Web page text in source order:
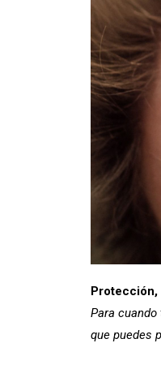
Protección,
Para
que puedes